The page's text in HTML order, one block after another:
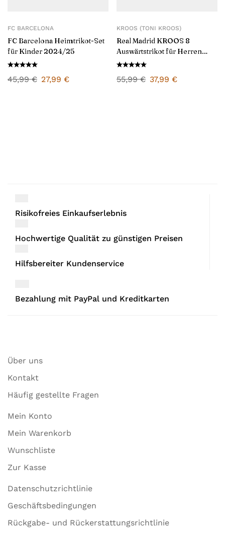
FC BARCELONA
FC Barcelona Heimtrikot-Set
für Kinder 2024/25
45,99€ 27,99 €
KROOS (TONI KROOS)
Real Madrid KROOS 8
Auswärtstrikot für Herren
2024/25
55,99€ 37,99 €
Risikofreies Einkaufserlebnis
Hochwertige Qualität zu günstigen Preisen
Hilfsbereiter Kundenservice
Bezahlung mit PayPal und Kreditkarten
Über uns
Kontakt
Häufig gestellte Fragen
Mein Konto
Mein Warenkorb
Wunschliste
Zur Kasse
Datenschutzrichtlinie
Geschäftsbedingungen
Rückgabe- und Rückerstattungsrichtlinie